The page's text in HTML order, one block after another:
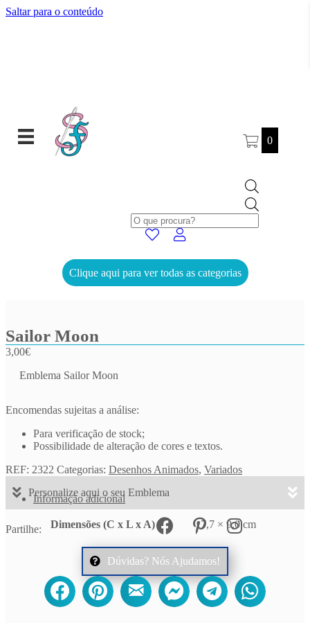
Saltar para o conteúdo
search
0
Clique aqui para ver todas as categorias
Sailor Moon
3,00€
Emblema Sailor Moon
Encomendas sujeitas a análise:
Para verificação de stock;
Possibilidade de alteração de cores e textos.
REF: 2322 Categorias: Desenhos Animados, Variados
Personalize aqui o seu Emblema
Informação adicional
Dimensões (C x L x A) 7,7 × 9,0 cm
Partilhe:
Dúvidas? Nós Ajudamos!